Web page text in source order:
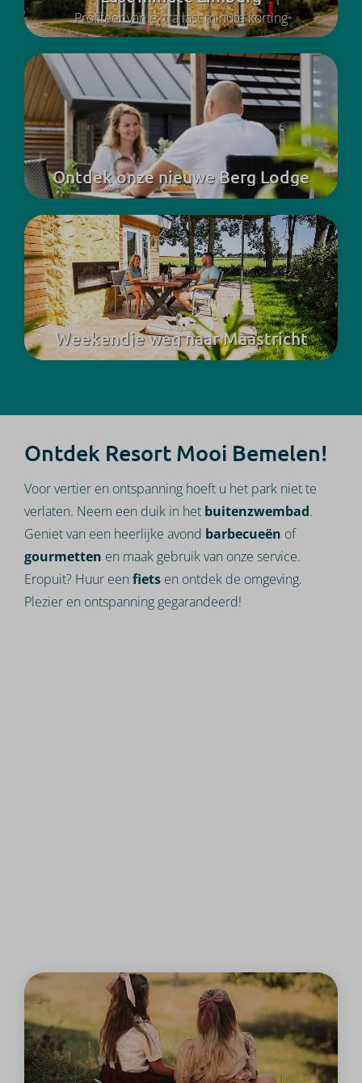
Profiteer van extra last minute korting
Ontdek onze nieuwe Berg Lodge
Weekendje weg naar Maastricht
Ontdek Resort Mooi Bemelen!
Voor vertier en ontspanning hoeft u het park niet te
verlaten. Neem een duik in het buitenzwembad.
Geniet van een heerlijke avond barbecueën of
gourmetten en maak gebruik van onze service.
Eropuit? Huur eenfiets en ontdek de omgeving.
Plezier en ontspanning gegarandeerd!